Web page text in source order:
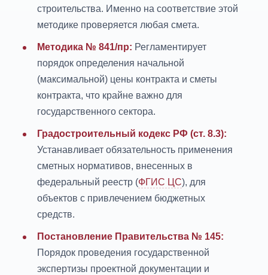
строительства. Именно на соответствие этой
методике проверяется любая смета.
Методика № 841/пр: Регламентирует
порядок определения начальной
(максимальной) цены контракта и сметы
контракта, что крайне важно для
государственного сектора.
Градостроительный кодекс РФ (ст. 8.3):
Устанавливает обязательность применения
сметных нормативов, внесенных в
федеральный реестр (ФГИС ЦС), для
объектов с привлечением бюджетных
средств.
Постановление Правительства № 145:
Порядок проведения государственной
экспертизы проектной документации и